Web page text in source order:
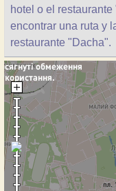
hotel o el
encontrar una ruta y
restaurante "Dacha".